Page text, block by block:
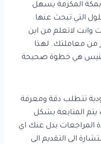
المكرمة يسهل
التي تبحث عنها.
وانت لاتعلم من اين
من معاملتك. لهذا
هي خطوة صحيحة
تتطلب دقة ومعرفة
يتم المتابعة بشكل
المراجعات بدل عنك اي
الى التقديم الى